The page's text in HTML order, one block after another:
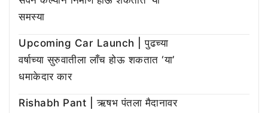
समस्या
Upcoming Car Launch | पुढच्या
वर्षाच्या सुरुवातीला लाँच होऊ शकतात ‘या’
धमाकेदार कार
Rishabh Pant | ऋषभ पंतला मैदानावर